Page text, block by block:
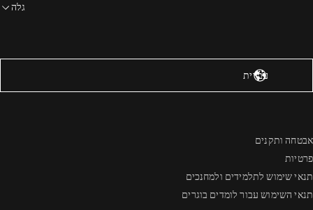
גלה
עברית
אבטחה ותקנים
פרטיות
תנאי שימוש לתלמידים ולמחנכים
תנאי השימוש עבור לומדים בוגרים